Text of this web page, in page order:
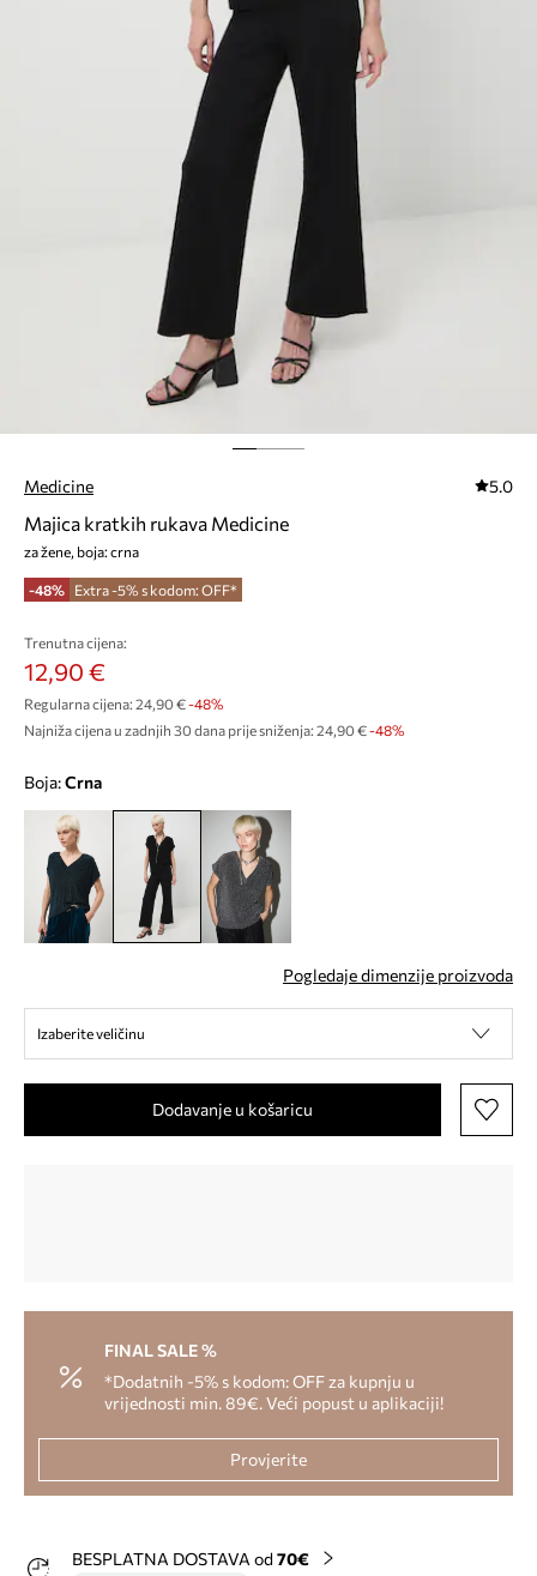
Medicine 5.0
Majica kratkih rukava Medicine
za žene, boja: crna
-48% Extra -5% s kodom: OFF*
Trenutna cijena:
12,90 €
Regularna cijena: 24,90 €-48%
Najniža cijena u zadnjih 30 dana prije sniženja: 24,90 € -48%
Boja: crna
Pogledaje dimenzije proizvoda
Izaberite veličinu
Dodavanje u košaricu
FINAL SALE %
*Dodatnih -5% s kodom: OFF za kupnju u
vrijednosti min. 89€. Veći popust u aplikaciji!
Provjerite
BESPLATNA DOSTAVA od 70€